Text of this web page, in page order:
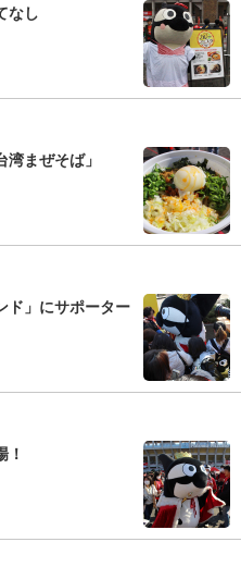
なし
まぜそば」
ド」にサポーター